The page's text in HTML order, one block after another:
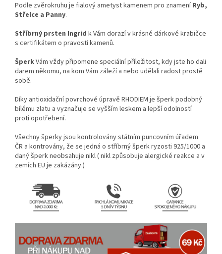
Podle zvěrokruhu je fialový ametyst kamenem pro znameníRyb,
Střelce a Panny.
Stříbrný prsten Ingrid k Vám dorazí v krásné dárkové krabičce
s certifikátem o pravosti kamenů.
ŠperkVám vždy připomene speciální příležitost, kdy jste ho dali
darem někomu, na kom Vám záleží a nebo udělali radost prostě
sobě.
Díky antioxidační povrchové úpravě RHODIEM je šperk podobný
bílému zlatu a vyznačuje se vyšším leskem a lepší odolností
proti opotřebení.
Všechny šperky jsou kontrolovány státním puncovním úřadem
ČR a kontrovány, že se jedná o stříbrný šperk ryzosti 925/1000 a
daný šperk neobsahuje nikl ( nikl způsobuje alergické reakce a v
zemích EU je zakázány.)